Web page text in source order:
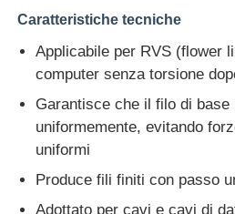
Chi siamo
Fatory Tour
Controllo di qualità
Contattaci
Caratteristiche tecniche
Applicabile per RVS (flower
computer senza torsione
Garantisce che il filo di
uniformemente, evitando
uniformi
Produce fili finiti con passo
Adottato per cavi e cavi di